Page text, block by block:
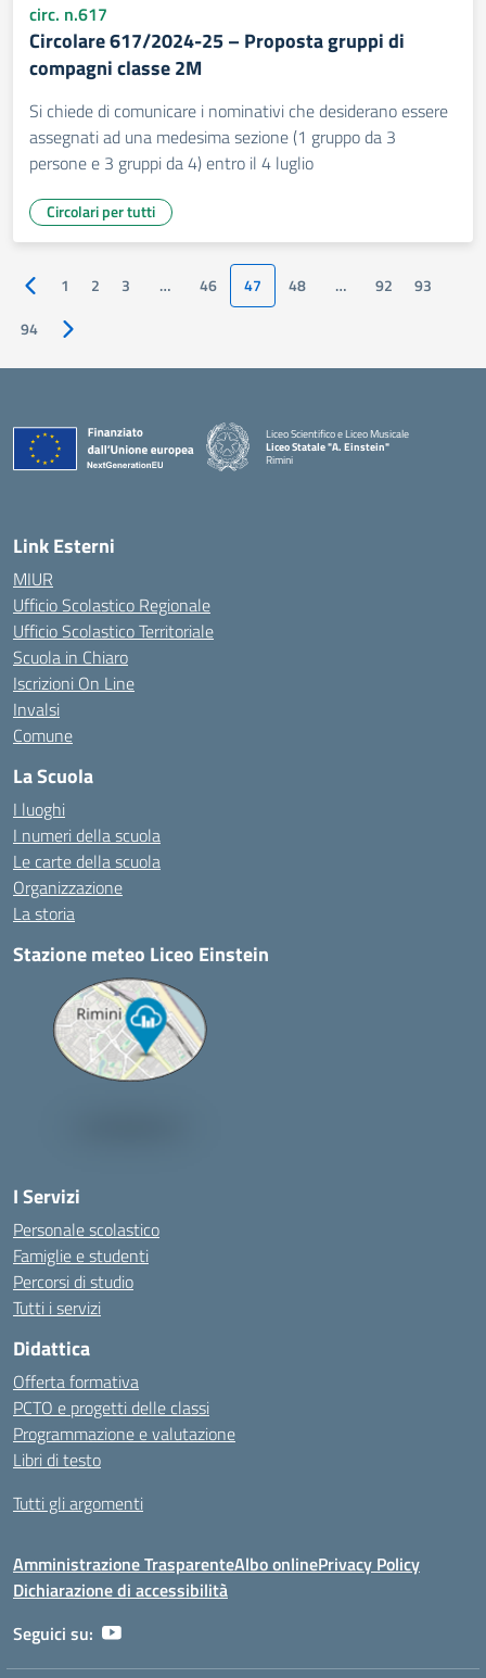
circ. n.617
Circolare 617/2024-25 – Proposta gruppi di
compagni classe 2M
Si chiede di comunicare i nominativi che desiderano essere
assegnati ad una medesima sezione (1 gruppo da 3
persone e 3 gruppi da 4) entro il 4 luglio
Circolari per tutti
Pagina precedente
1 2 3 … 46 47 48 … 92
93
94
Pagina successiva
Liceo Scientifico e Liceo Musicale
Liceo Statale "A. Einstein"
Rimini
Link Esterni
MIUR
Ufficio Scolastico Regionale
Ufficio Scolastico Territoriale
Scuola in Chiaro
Iscrizioni On Line
Invalsi
Comune
La Scuola
I luoghi
I numeri della scuola
Le carte della scuola
Organizzazione
La storia
Stazione meteo Liceo Einstein
I Servizi
Personale scolastico
Famiglie e studenti
Percorsi di studio
Tutti i servizi
Didattica
Offerta formativa
PCTO e progetti delle classi
Programmazione e valutazione
Libri di testo
Tutti gli argomenti
Amministrazione TrasparenteAlbo onlinePrivacy Policy
Dichiarazione di accessibilità
Seguici su: